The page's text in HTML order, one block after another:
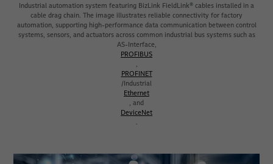
Industrial automation system featuring BizLink FieldLink® cables installed in a
cable drag chain. The image illustrates reliable connectivity for factory
automation, supporting high-performance data communication between control
systems, sensors, and actuators across common industrial bus systems such as
AS-Interface,
PROFIBUS
,
PROFINET
/Industrial
Ethernet
, and
DeviceNet
.